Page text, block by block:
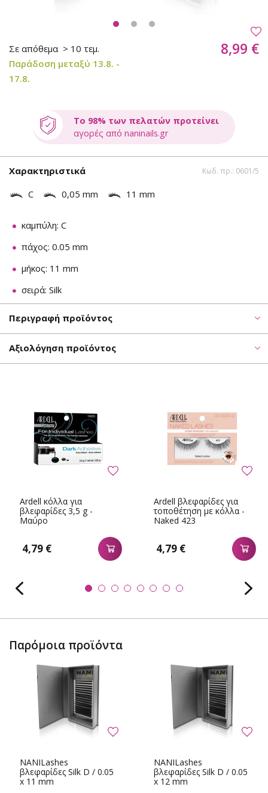
Σε απόθεμα > 10 τεμ.
Παράδοση μεταξύ 13.8. -
17.8.
8,99 €
Το 98% των πελατών προτείνει
αγορές από naninails.gr
Χαρακτηριστικά Κωδ. πρ.: 0601/5
C 0,05 mm 11 mm
καμπύλη: C
πάχος: 0.05 mm
μήκος: 11 mm
σειρά: Silk
Περιγραφή προϊόντος
Αξιολόγηση προϊόντος
Ardell κόλλα για
βλεφαρίδες 3,5 g -
Μαύρο
4,79 €
Ardell βλεφαρίδες για
τοποθέτηση με κόλλα -
Naked 423
4,79 €
Παρόμοια προϊόντα
NANILashes
βλεφαρίδες Silk D / 0.05
x 11 mm
NANILashes
βλεφαρίδες Silk D / 0.05
x 12 mm